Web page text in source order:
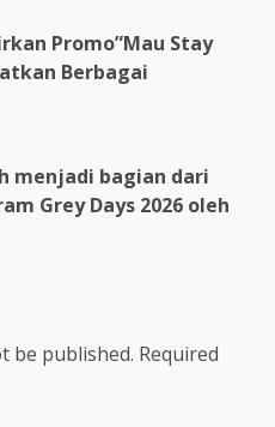
Promo”Mau Stay
Berbagai
menjadi bagian dari
Grey Days 2026 oleh
be published. Required